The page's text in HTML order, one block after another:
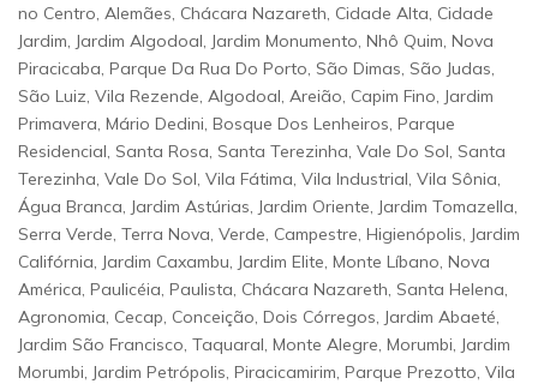
no Centro, Alemães, Chácara Nazareth, Cidade Alta, Cidade
Jardim, Jardim Algodoal, Jardim Monumento, Nhô Quim, Nova
Piracicaba, Parque Da Rua Do Porto, São Dimas, São Judas,
São Luiz, Vila Rezende, Algodoal, Areião, Capim Fino, Jardim
Primavera, Mário Dedini, Bosque Dos Lenheiros, Parque
Residencial, Santa Rosa, Santa Terezinha, Vale Do Sol, Santa
Terezinha, Vale Do Sol, Vila Fátima, Vila Industrial, Vila Sônia,
Água Branca, Jardim Astúrias, Jardim Oriente, Jardim Tomazella,
Serra Verde, Terra Nova, Verde, Campestre, Higienópolis, Jardim
Califórnia, Jardim Caxambu, Jardim Elite, Monte Líbano, Nova
América, Paulicéia, Paulista, Chácara Nazareth, Santa Helena,
Agronomia, Cecap, Conceição, Dois Córregos, Jardim Abaeté,
Jardim São Francisco, Taquaral, Monte Alegre, Morumbi, Jardim
Morumbi, Jardim Petrópolis, Piracicamirim, Parque Prezotto, Vila